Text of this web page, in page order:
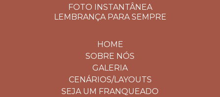
FOTO INSTANTÂNEA
LEMBRANÇA PARA SEMPRE
HOME
SOBRE NÓS
GALERIA
CENÁRIOS/LAYOUTS
SEJA UM FRANQUEADO